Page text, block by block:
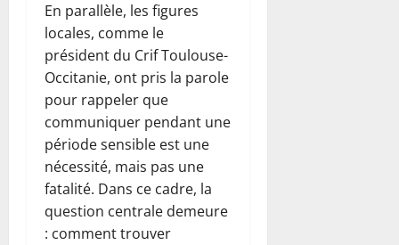
En parallèle, les figures
locales, comme le
président du Crif Toulouse-
Occitanie, ont pris la parole
pour rappeler que
communiquer pendant une
période sensible est une
nécessité, mais pas une
fatalité. Dans ce cadre, la
question centrale demeure
: comment trouver